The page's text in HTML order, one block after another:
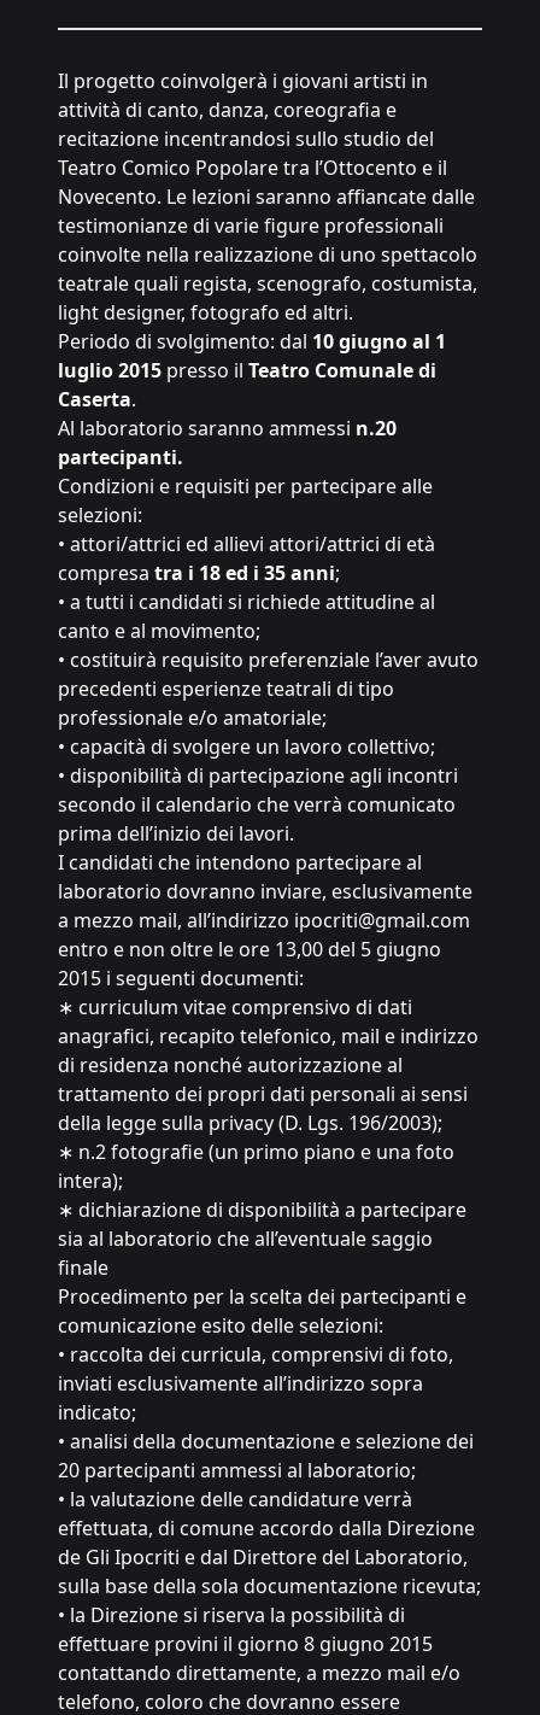
Il progetto coinvolgerà i giovani artisti in
attività di canto, danza, coreografia e
recitazione incentrandosi sullo studio del
Teatro Comico Popolare tra l’Ottocento e il
Novecento. Le lezioni saranno affiancate dalle
testimonianze di varie figure professionali
coinvolte nella realizzazione di uno spettacolo
teatrale quali regista, scenografo, costumista,
light designer, fotografo ed altri.
Periodo di svolgimento: dal 10 giugno al 1
luglio 2015 presso il Teatro Comunale di
Caserta.
Al laboratorio saranno ammessi n.20
partecipanti.
Condizioni e requisiti per partecipare alle
selezioni:
• attori/attrici ed allievi attori/attrici di età
compresa tra i 18 ed i 35 anni;
• a tutti i candidati si richiede attitudine al
canto e al movimento;
• costituirà requisito preferenziale l’aver avuto
precedenti esperienze teatrali di tipo
professionale e/o amatoriale;
• capacità di svolgere un lavoro collettivo;
• disponibilità di partecipazione agli incontri
secondo il calendario che verrà comunicato
prima dell’inizio dei lavori.
I candidati che intendono partecipare al
laboratorio dovranno inviare, esclusivamente
a mezzo mail, all’indirizzo ipocriti@gmail.com
entro e non oltre le ore 13,00 del 5 giugno
2015 i seguenti documenti:
∗ curriculum vitae comprensivo di dati
anagrafici, recapito telefonico, mail e indirizzo
di residenza nonché autorizzazione al
trattamento dei propri dati personali ai sensi
della legge sulla privacy (D. Lgs. 196/2003);
∗ n.2 fotografie (un primo piano e una foto
intera);
∗ dichiarazione di disponibilità a partecipare
sia al laboratorio che all’eventuale saggio
finale
Procedimento per la scelta dei partecipanti e
comunicazione esito delle selezioni:
• raccolta dei curricula, comprensivi di foto,
inviati esclusivamente all’indirizzo sopra
indicato;
• analisi della documentazione e selezione dei
20 partecipanti ammessi al laboratorio;
• la valutazione delle candidature verrà
effettuata, di comune accordo dalla Direzione
de Gli Ipocriti e dal Direttore del Laboratorio,
sulla base della sola documentazione ricevuta;
• la Direzione si riserva la possibilità di
effettuare provini il giorno 8 giugno 2015
contattando direttamente, a mezzo mail e/o
telefono, coloro che dovranno essere